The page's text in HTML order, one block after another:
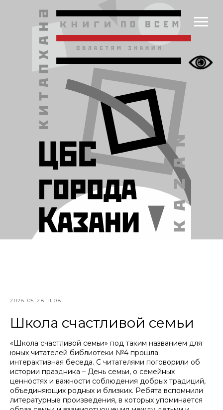
2026-05-28 11:08
Школа счастливой семьи
«Школа счастливой семьи» под таким названием для
юных читателей библиотеки №4 прошла
интерактивная беседа. С читателями поговорили об
истории праздника – День семьи, о семейных
ценностях и важности соблюдения добрых традиций,
объединяющих родных и близких. Ребята вспомнили
литературные произведения, в которых упоминается